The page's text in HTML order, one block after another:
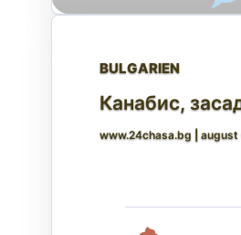
BULGARIEN
Канабис,
www.24chasa.bg august